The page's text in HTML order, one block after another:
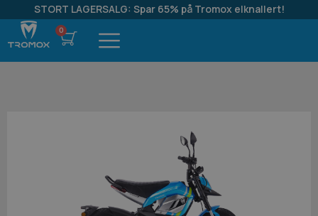
STORT LAGERSALG: Spar 65% på Tromox elknallert!